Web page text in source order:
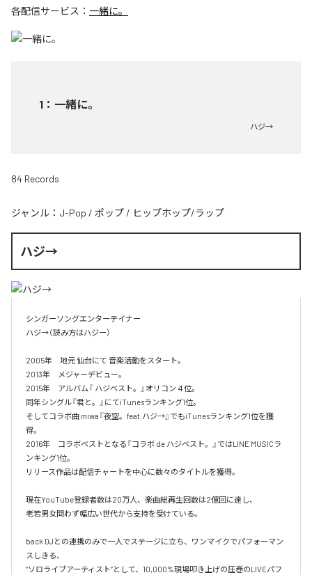
各配信サービス： 一緒に。
1 ： 一緒に。
ハジ→
84 Records
ジャンル： J-Pop / ポップ / ヒップホップ/ラップ
ハジ→
シンガーソングエンターテイナー
ハジ→（読み方はハジー）
2005年　地元 仙台にて 音楽活動をスタート。
2013年　メジャーデビュー。
2015年　アルバム『 ハジベスト。』オリコン４位。
同年シングル『君と。』にてiTunesランキング1位。
そしてコラボ曲 miwa『夜空。feat.ハジ→』でもiTunesランキング1位を獲
得。
2016年　コラボベストとなる『コラボ de ハジベスト。』ではLINE MUSICラ
ンキング1位。
リリース作品は配信チャートを中心に数々のタイトルを獲得。
現在YouTube登録者数は20万人、楽曲総再生回数は2億回に達し、
老若男女問わず幅広い世代から支持を受けている。
back DJとの連携のみで一人でステージに立ち、ワンマイクでパフォーマン
スしきる、
“ソロライブアーティスト”として、10,000%現場叩き上げの圧巻のLIVEパフ